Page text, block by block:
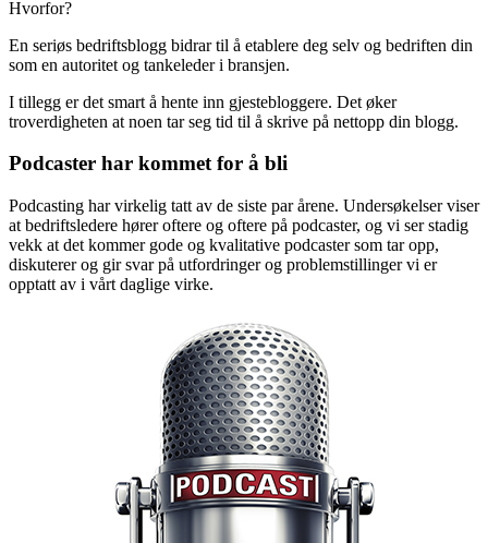
Hvorfor?
En seriøs bedriftsblogg bidrar til å etablere deg selv og bedriften din
som en autoritet og tankeleder i bransjen.
I tillegg er det smart å hente inn gjestebloggere. Det øker
troverdigheten at noen tar seg tid til å skrive på nettopp din blogg.
Podcaster har kommet for å bli
Podcasting har virkelig tatt av de siste par årene. Undersøkelser viser
at bedriftsledere hører oftere og oftere på podcaster, og vi ser stadig
vekk at det kommer gode og kvalitative podcaster som tar opp,
diskuterer og gir svar på utfordringer og problemstillinger vi er
opptatt av i vårt daglige virke.